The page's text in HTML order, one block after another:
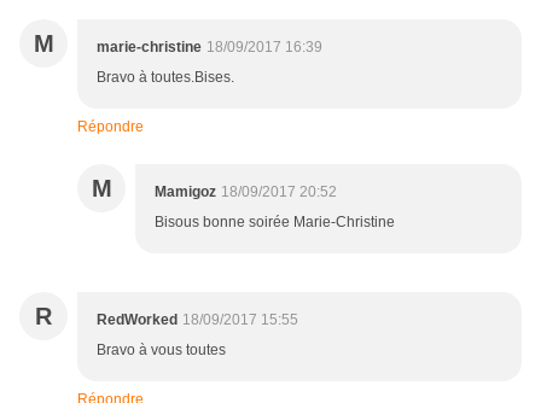
M marie-christine 18/09/2017 16:39
Bravo à toutes.Bises.
Répondre
M Mamigoz 18/09/2017 20:52
Bisous bonne soirée Marie-Christine
R RedWorked 18/09/2017 15:55
Bravo à vous toutes
Répondre